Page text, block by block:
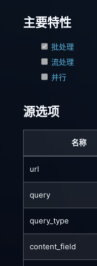
主要特性
批处理
流处理
并行
源选项
名称
url
query
query_type
content_field